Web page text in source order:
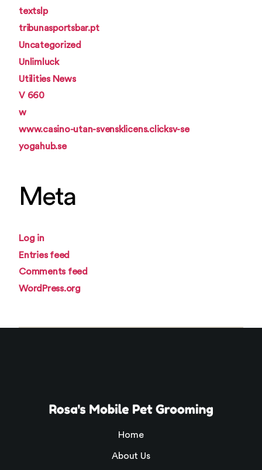
textslp
tribunasportsbar.pt
Uncategorized
Unlimluck
Utilities News
V 660
w
www.casino-utan-svensklicens.clicksv-se
yogahub.se
Meta
Log in
Entries feed
Comments feed
WordPress.org
Home
About Us